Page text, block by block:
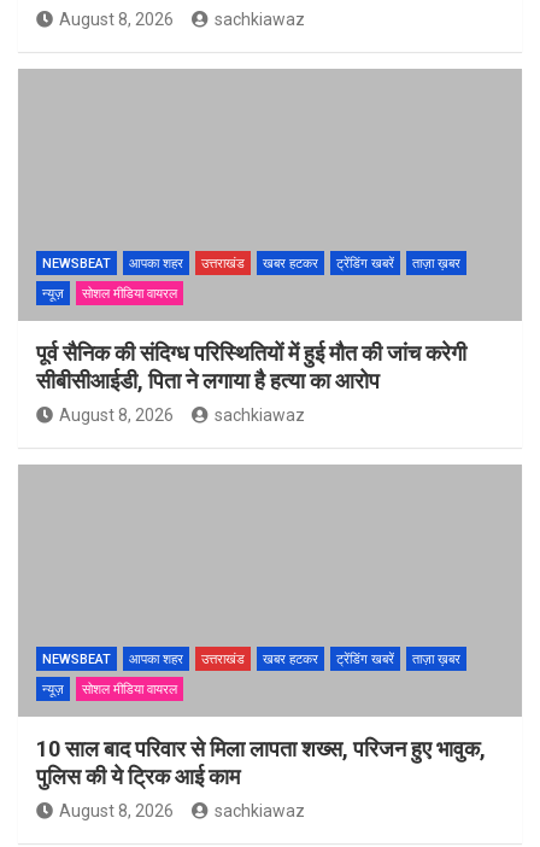
August 8, 2026 sachkiawaz
NEWSBEAT आपका शहर उत्तराखंड खबर हटकर ट्रेंडिंग खबरें
ताज़ा ख़बर
न्यूज़
सोशल मीडिया वायरल
पूर्व सैनिक की संदिग्ध परिस्थितियों में हुई मौत की जांच करेगी
सीबीसीआईडी, पिता ने लगाया है हत्या का आरोप
August 8, 2026 sachkiawaz
NEWSBEAT आपका शहर उत्तराखंड खबर हटकर ट्रेंडिंग खबरें
ताज़ा ख़बर
न्यूज़
सोशल मीडिया वायरल
10 साल बाद परिवार से मिला लापता शख्स, परिजन हुए भावुक,
पुलिस की ये ट्रिक आई काम
August 8, 2026 sachkiawaz